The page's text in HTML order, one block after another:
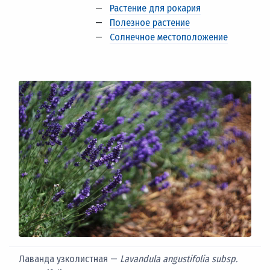
— Растение для рокария
— Полезное растение
— Солнечное местоположение
Лаванда узколистная — Lavandula angustifolia subsp.